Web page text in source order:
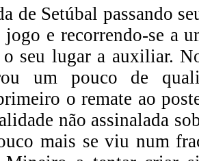
de Setúbal passando
e recorrendo-se a
o seu lugar a auxiliar.
um pouco de
o remate ao
não assinalada
mais se viu num